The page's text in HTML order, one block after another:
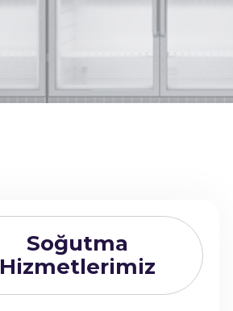
Soğutma
Hizmetlerimiz